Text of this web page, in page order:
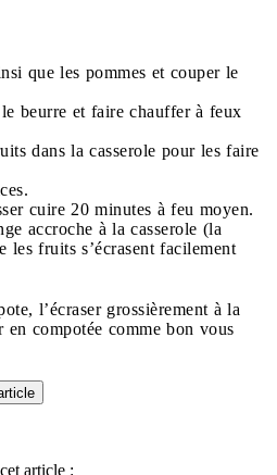
que les pommes et couper le
beurre et faire chauffer à feux
dans la casserole pour les faire
cuire 20 minutes à feu moyen.
accroche à la casserole (la
les fruits s’écrasent facilement
l’écraser grossièrement à la
compotée comme bon vous
article :